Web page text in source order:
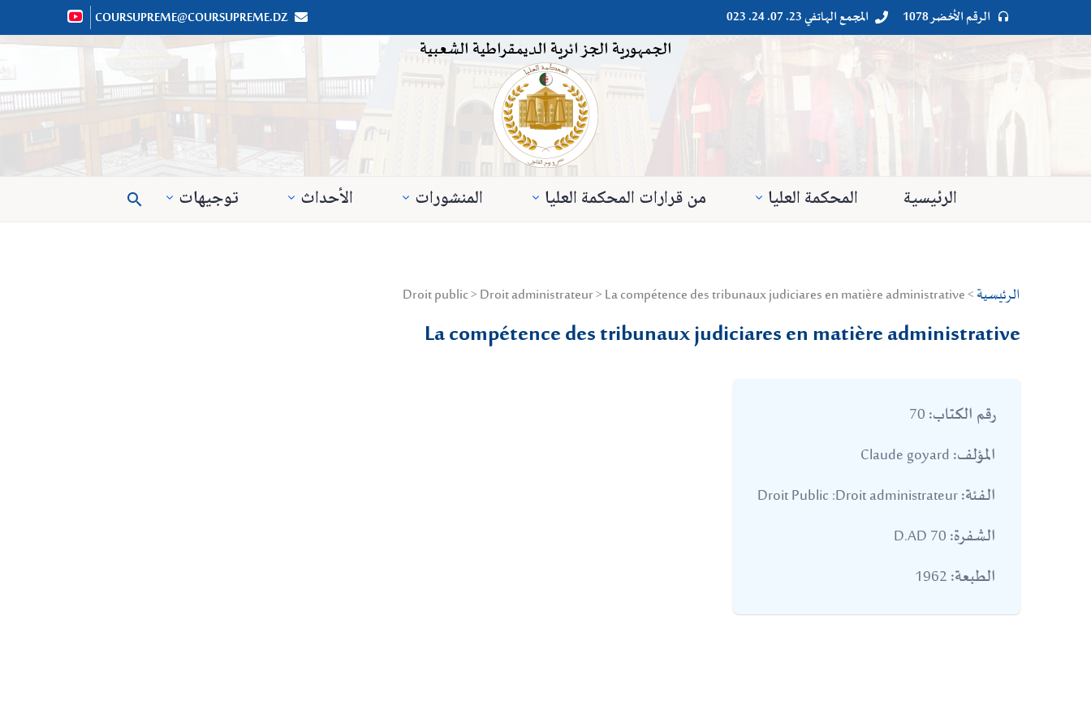

 الرقم الأخضر 1078 
 المجمع الهاتفي 23. 07. 24. 023 

COURSUPREME@COURSUPREME.DZ
الجمهورية الجزائرية الديمقراطية الشعبية
الرئيسية المحكمة العليا من قرارات المحكمة العليا المنشورات الأحداث توجيهات 
الرئيسية> Droit public > Droit administrateur > La compétence des tribunaux judiciares en matière administrative
La compétence des tribunaux judiciares en matière administrative
رقم الكتاب:
المؤلف:
الفئة:
الشفرة:
الطبعة: